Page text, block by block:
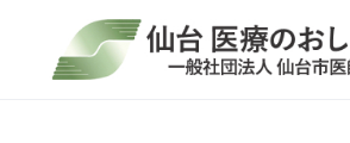
content